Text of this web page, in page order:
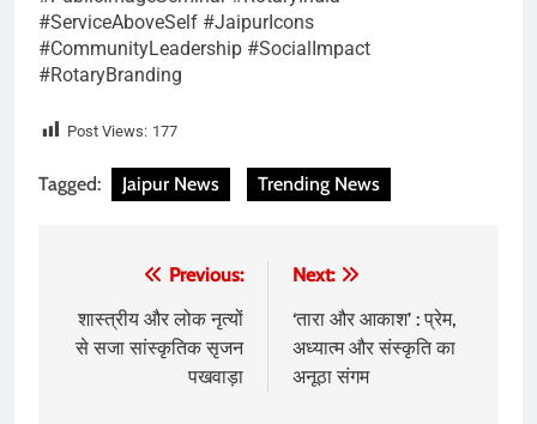
#ServiceAboveSelf #JaipurIcons
#CommunityLeadership #SocialImpact
#RotaryBranding
Post Views: 177
Tagged: Jaipur News Trending News
navigation
Previous:
शास्त्रीय और लोक नृत्यों
से सजा सांस्कृतिक सृजन
पखवाड़ा
Next:
‘तारा और आकाश’ : प्रेम,
अध्यात्म और संस्कृति का
अनूठा संगम